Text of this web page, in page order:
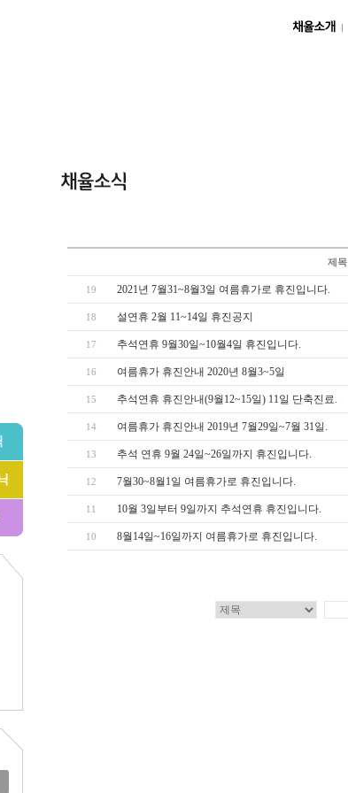
제목
19 2021년 7월31~8월3일 여름휴가로 휴진입니다.
18 설연휴 2월 11~14일 휴진공지
17 추석연휴 9월30일~10월4일 휴진입니다.
16 여름휴가 휴진안내 2020년 8월3~5일
15 추석연휴 휴진안내(9월12~15일) 11일 단축진료.
14 여름휴가 휴진안내 2019년 7월29일~7월 31일.
13 추석 연휴 9월 24일~26일까지 휴진입니다.
12 7월30~8월1일 여름휴가로 휴진입니다.
11 10월 3일부터 9일까지 추석연휴 휴진입니다.
10 8월14일~16일까지 여름휴가로 휴진입니다.